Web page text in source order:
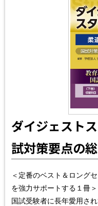
ダイジェスト
試対策要点の
＜定番のベスト＆ロング
を強力サポートする１冊＞
国試受験者に長年愛用さ